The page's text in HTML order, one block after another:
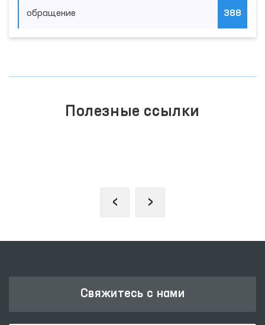
обращение 388
Полезные ссылки
‹ ›
Свяжитесь с нами